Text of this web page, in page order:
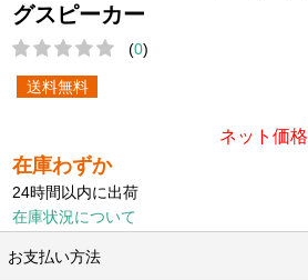
グスピーカー
(0)
送料無料
ネット価格
在庫わずか
24時間以内に出荷
在庫状況について
お支払い方法